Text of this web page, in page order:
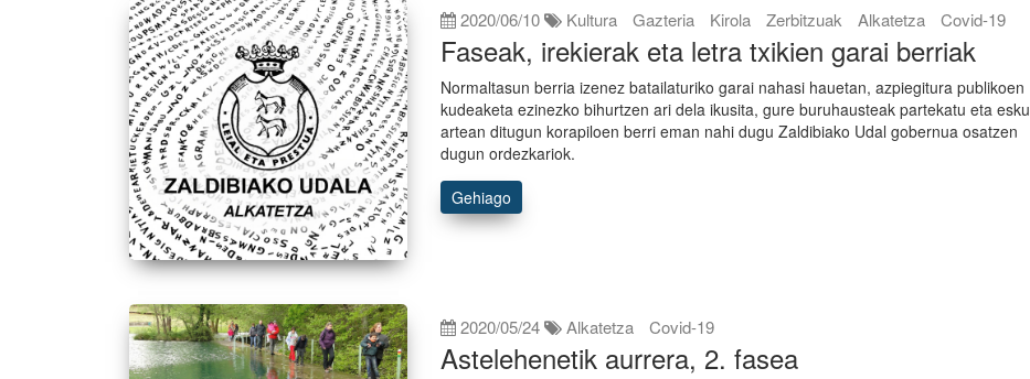
2020/06/10 Kultura Gazteria Kirola Zerbitzuak Alkatetza Covid-19
Faseak, irekierak eta letra txikien garai berriak
Normaltasun berria izenez batailaturiko garai nahasi hauetan, azpiegitura publikoen
kudeaketa ezinezko bihurtzen ari dela ikusita, gure buruhausteak partekatu eta esku
artean ditugun korapiloen berri eman nahi dugu Zaldibiako Udal gobernua osatzen
dugun ordezkariok.
Gehiago
2020/05/24 Alkatetza Covid-19
Astelehenetik aurrera, 2. fasea